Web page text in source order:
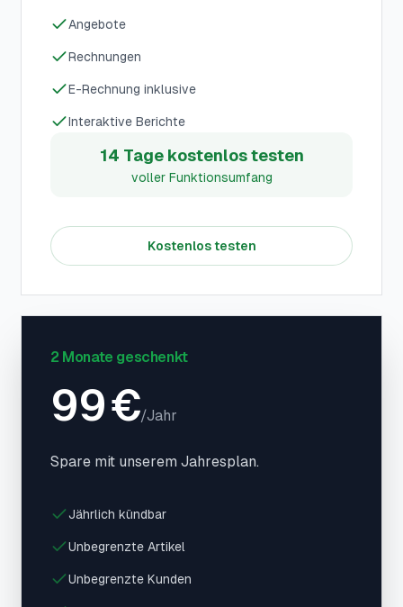
Angebote
Rechnungen
E-Rechnung inklusive
Interaktive Berichte
14 Tage kostenlos testen
voller Funktionsumfang
Kostenlos testen
2 Monate geschenkt
99€/Jahr
Spare mit unserem Jahresplan.
Jährlich kündbar
Unbegrenzte Artikel
Unbegrenzte Kunden